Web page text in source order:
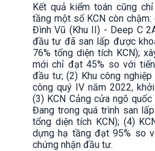
Kết quả kiểm toán cũng
tầng một số KCN còn chậm:
Đình Vũ (Khu II) - Deep C
đầu tư đã san lấp được
76% tổng diện tích KCN);
mới chỉ đạt 45% so với
đầu tư; (2) Khu công
công quý IV năm 2022,
(3) KCN Cảng cửa ngõ
Đang trong quá trình san
tổng diện tích KCN); (4)
dựng hạ tầng đạt 95% so
chứng nhận đầu tư.